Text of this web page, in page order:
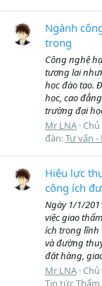
Ngành
trọng
Công nghệ
tương lai
học đào tạo.
học, cao
trường đại
Mr LNA Chủ
đàn:Tư vấn
Hiệu lực
công ích
Ngày 1/1/
việc giao
ích trong lĩnh
và đường
đặt hàng,
Mr LNA Chủ
Tin tức